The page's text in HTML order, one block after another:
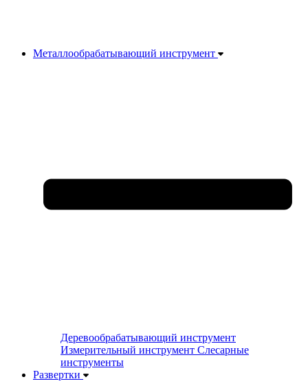
Металлообрабатывающий инструмент
Деревообрабатывающий инструмент
Измерительный инструмент Слесарные
инструменты
Развертки